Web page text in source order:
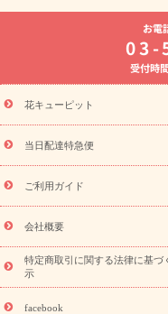
よく贈られる花
お
8月の誕生花(トルコキ
お供え・お悔
通夜
ーブドフラワー
季節の
特集
お盆 花（新盆・初盆
盆・初盆）
お盆 花（新
フト
お盆・お供え プリ
レゼント特集
夏の花贈
敬老の日におくる花ギ
花ギフト・プレゼント特集
老の日 花鉢植えのギフト
フト・プレゼント特集
ペーン
映画『ウォーター
「きょう誕生日なんです
誕生日フラワーギフト
お電
03-
受付時
花キューピット
当日配達特急便
ご利用ガイド
会社概要
特定商取引に関する法律に基づ
示
facebook